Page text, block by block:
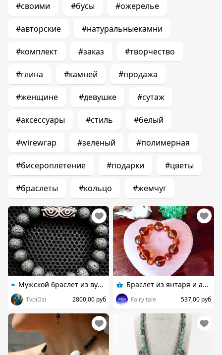
#своими #бусы #ожерелье
#авторские #натуральныекамни
#комплект #заказ #творчество
#глина #камней #продажа
#женщине #девушке #сутаж
#аксессуары #стиль #белый
#wirewrap #зеленый #полимерная
#бисероплетение #подарки #цветы
#браслеты #кольцо #жемчуг
Мужской браслет из вулканической лавы с Дзи Глаза Дракона и 3 глаза
TvoiDzi 2800,00 руб
Браслет из янтаря и агата на резинке
Fairy tale 537,00 руб